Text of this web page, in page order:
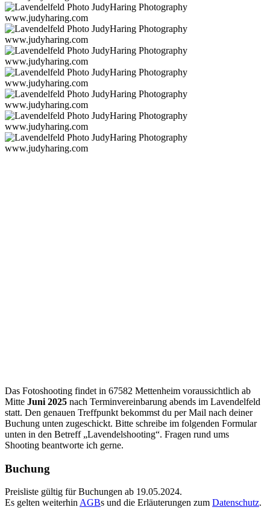
Das Fotoshooting findet in 67582 Mettenheim voraussichtlich ab
Mitte Juni 2025 nach Terminvereinbarung abends im Lavendelfeld
statt. Den genauen Treffpunkt bekommst du per Mail nach deiner
Buchung unten zugeschickt. Bitte schreibe im folgenden Formular
unten in den Betreff „Lavendelshooting“. Fragen rund ums
Shooting beantworte ich gerne.
Buchung
Preisliste gültig für Buchungen ab 19.05.2024.
Es gelten weiterhin AGBs und die Erläuterungen zum Datenschutz.